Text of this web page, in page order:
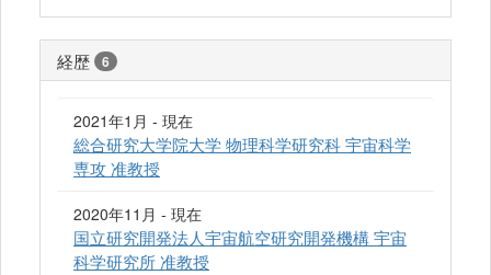
経歴 6
2021年1月 - 現在
総合研究大学院大学 物理科学研究科 宇宙科学
専攻 准教授
2020年11月 - 現在
国立研究開発法人宇宙航空研究開発機構 宇宙
科学研究所 准教授